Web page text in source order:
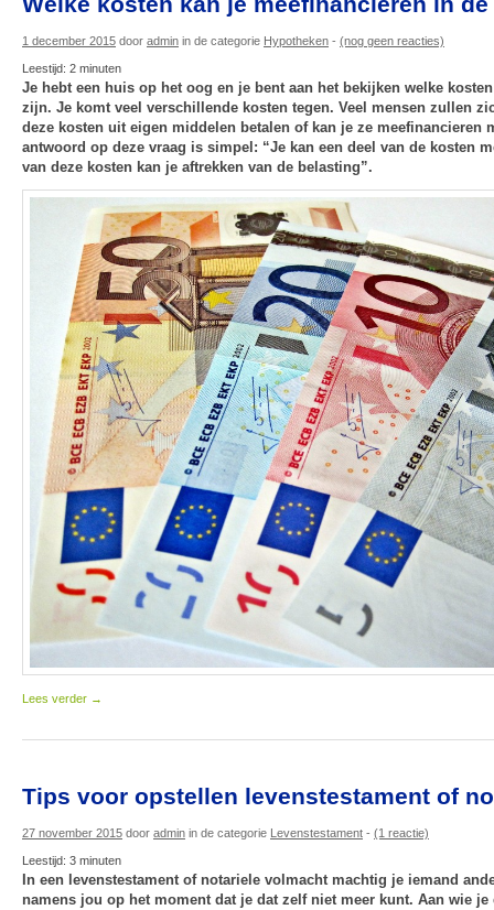
1 december 2015 door admin in de categorie Hypotheken - (nog geen reacties)
Leestijd: 2 minuten
Je hebt een huis op het oog en je bent aan het bekijken welke
zijn. Je komt veel verschillende kosten tegen. Veel mensen zullen
deze kosten uit eigen middelen betalen of kan je ze meefinancieren
antwoord op deze vraag is simpel: “Je kan een deel van de kosten
van deze kosten kan je aftrekken van de belasting”.
Lees verder →
Tips voor opstellen levenstestament of
27 november 2015 door admin in de categorie Levenstestament - (1 reactie)
Leestijd: 3 minuten
In een levenstestament of notariele volmacht machtig je iemand
namens jou op het moment dat je dat zelf niet meer kunt. Aan wie